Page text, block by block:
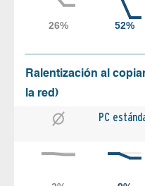
Ralentización al
la red)
PC